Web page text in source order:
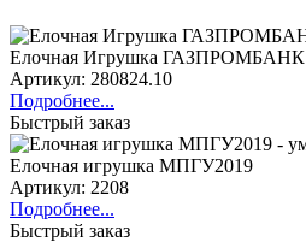
Елочная Игрушка ГАЗПРОМБАНК
Артикул: 280824.10
Подробнее...
Быстрый заказ
Елочная игрушка МПГУ2019
Артикул: 2208
Подробнее...
Быстрый заказ